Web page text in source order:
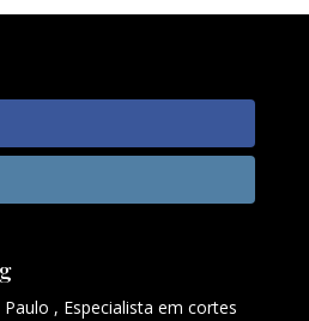
, Especialista em cortes